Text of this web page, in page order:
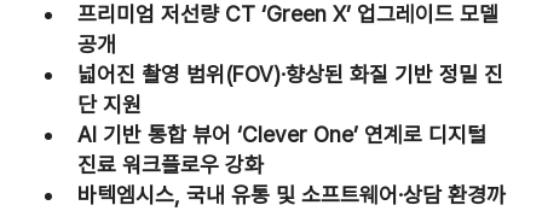
프리미엄 저선량 CT ‘Green X’ 업그레이드 모델
공개
넓어진 촬영 범위(FOV)·향상된 화질 기반 정밀 진
단 지원
AI 기반 통합 뷰어 ‘Clever One’ 연계로 디지털
진료 워크플로우 강화
바텍엠시스, 국내 유통 및 소프트웨어·상담 환경까